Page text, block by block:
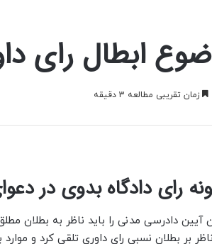
ابطال
زمان تقریبی مطالعه 3 دقیقه
رای دادگاه بدوی در
مواردی از ماده 489 قانون آیین دادرسی مدنی را باید ناظر به بطلان
بر بطلان نسبی رای داوری تلقی کرد و موارد